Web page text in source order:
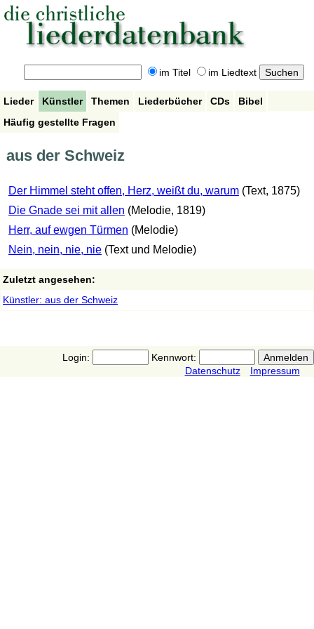
im Titel im Liedtext
Lieder Künstler Themen Liederbücher CDs
Bibel
Häufig gestellte Fragen
aus der Schweiz
Der Himmel steht offen, Herz, weißt du, warum (Text, 1875)
Die Gnade sei mit allen (Melodie, 1819)
Herr, auf ewgen Türmen (Melodie)
Nein, nein, nie, nie (Text und Melodie)
Zuletzt angesehen:
Künstler: aus der Schweiz
Login:
Kennwort:
Datenschutz
Impressum